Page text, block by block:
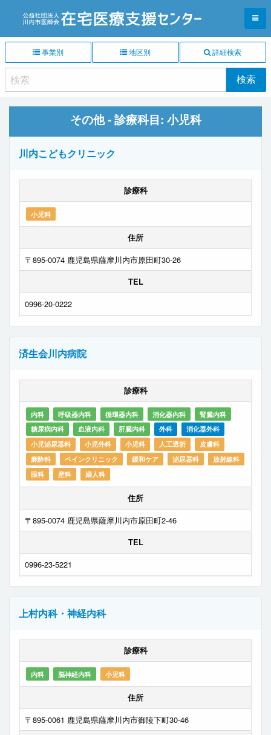
事業別 地区別 詳細検索
その他 - 診療科目: 小児科
川内こどもクリニック
診療科
小児科
住所
〒895-0074 鹿児島県薩摩川内市原田町30-26
TEL
0996-20-0222
済生会川内病院
診療科
内科 呼吸器内科 循環器内科 消化器内科
腎臓内科
糖尿病内科
血液内科 肝臓内科 外科
消化器外科
小児泌尿器科
小児外科 小児科 人工透析
皮膚科
麻酔科
ペインクリニック 緩和ケア 泌尿器科
放射線科
眼科
産科 婦人科
住所
〒895-0074 鹿児島県薩摩川内市原田町2-46
TEL
0996-23-5221
上村内科・神経内科
診療科
内科 脳神経内科 小児科
住所
〒895-0061 鹿児島県薩摩川内市御陵下町30-46